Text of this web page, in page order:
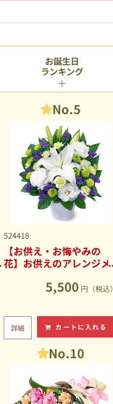
No.5
524418
【お供え・お悔やみの
花】お供えのアレンジメ
5,500 円（税込）
詳細 カートに入れる
No.10
お誕生日
ランキング